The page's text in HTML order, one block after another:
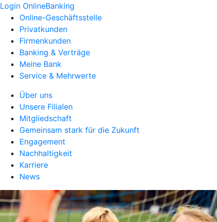
Login OnlineBanking
Online-Geschäftsstelle
Privatkunden
Firmenkunden
Banking & Verträge
Meine Bank
Service & Mehrwerte
Über uns
Unsere Filialen
Mitgliedschaft
Gemeinsam stark für die Zukunft
Engagement
Nachhaltigkeit
Karriere
News